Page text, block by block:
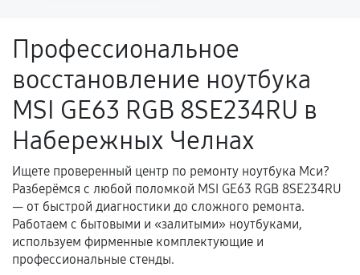
Поломка установленной детали при
нормальной эксплуатации в течение
гарантийного срока.
Несоответствие комплектующей заявленным
техническим характеристикам.
Документы для подтверждения
гарантии
Гарантийный талон.
Профессиональное
восстановление ноутбука
MSI GE63 RGB 8SE234RU в
Набережных Челнах
Ищете проверенный центр по ремонту ноутбука Мси?
Разберёмся с любой поломкой MSI GE63 RGB 8SE234RU
— от быстрой диагностики до сложного ремонта.
Работаем с бытовыми и «залитыми» ноутбуками,
используем фирменные комплектующие и
профессиональные стенды.